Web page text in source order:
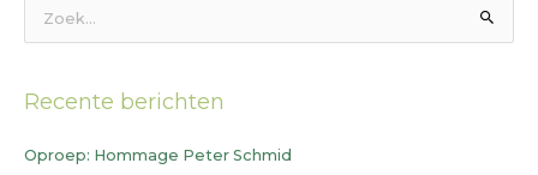
kRecente berichten
Oproep: Hommage Peter Schmid